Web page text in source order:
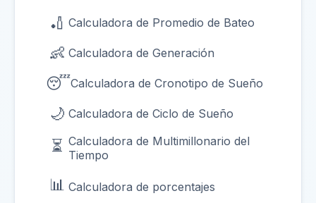
🏏 Calculadora de Promedio de Bateo
👶 Calculadora de Generación
😴Calculadora de Cronotipo de Sueño
🌙 Calculadora de Ciclo de Sueño
⏳ Calculadora de Multimillonario del
Tiempo
📊 Calculadora de porcentajes